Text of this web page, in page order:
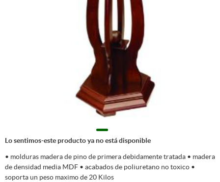
Lo sentimos-este producto ya no está disponible
• molduras madera de pino de primera debidamente tratada • madera
de densidad media MDF • acabados de poliuretano no toxico •
soporta un peso maximo de 20 Kilos